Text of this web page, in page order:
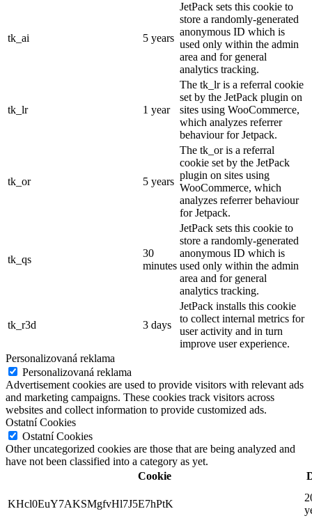
tk_ai 5 years
JetPack sets this cookie to
store a randomly-generated
anonymous ID which is
used only within the admin
area and for general
analytics tracking.
tk_lr 1 year
The tk_lr is a referral cookie
set by the JetPack plugin on
sites using WooCommerce,
which analyzes referrer
behaviour for Jetpack.
tk_or 5 years
The tk_or is a referral
cookie set by the JetPack
plugin on sites using
WooCommerce, which
analyzes referrer behaviour
for Jetpack.
tk_qs
30
minutes
JetPack sets this cookie to
store a randomly-generated
anonymous ID which is
used only within the admin
area and for general
analytics tracking.
tk_r3d 3 days
JetPack installs this cookie
to collect internal metrics for
user activity and in turn
improve user experience.
Personalizovaná reklama
Personalizovaná reklama
Advertisement cookies are used to provide visitors with relevant ads
and marketing campaigns. These cookies track visitors across
websites and collect information to provide customized ads.
Ostatní Cookies
Ostatní Cookies
Other uncategorized cookies are those that are being analyzed and
have not been classified into a category as yet.
Cookie
KHcl0EuY7AKSMgfvHl7J5E7hPtK